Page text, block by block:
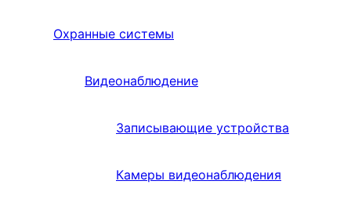
Охранные системы
Видеонаблюдение
Записывающие устройства
Камеры видеонаблюдения